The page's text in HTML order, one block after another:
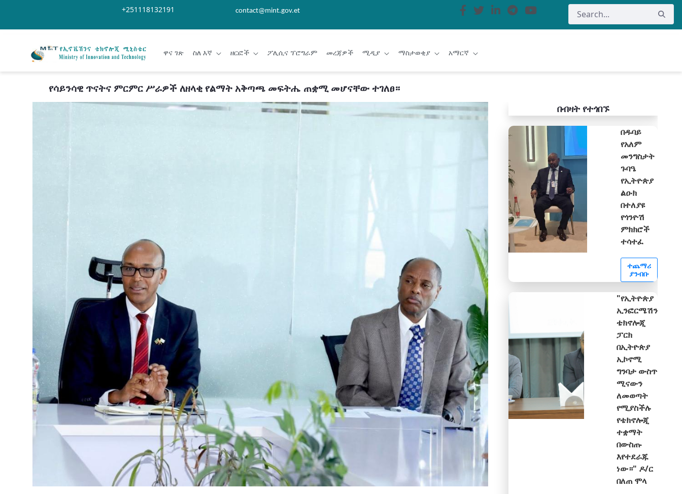
+251118132191 contact@mint.gov.et
ዋና ገጽ ስለ እኛ ዘርፎች ፖሊሲና ፕሮግራም መረጃዎች ሚዲያ ማስታወቂያ አማርኛ
የሳይንሳዊ ጥናትና ምርምር ሥራዎች ለዘላቂ የልማት አቅጣጫ መፍትሔ ጠቋሚ መሆናቸው ተገለፀ።
በብዛት የተጎበኙ
በዱባይ
የአለም
መንግስታት
ጉባዔ
የኢትዮጵያ
ልዑክ
በተለያዩ
የጎንዮሽ
ምክክሮች
ተሳተፈ
ተጨማሪ
ያንብቡ
"የኢትዮጵያ
ኢንፎርሜሽን
ቴክኖሎጂ
ፓርክ
በኢትዮጵያ
ኢኮኖሚ
ግንባታ ውስጥ
ሚናውን
ለመወጣት
የሚያስችሉ
የቴክኖሎጂ
ተቋማት
በውስጡ
እየተደራጁ
ነው።" ዶ/ር
በለጠ ሞላ